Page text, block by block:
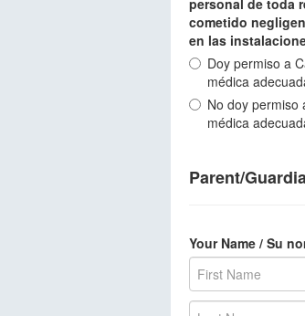
personal de toda
cometido
en las
Doy permiso a
médica
No doy permiso
médica
Parent/
Your Name / Su